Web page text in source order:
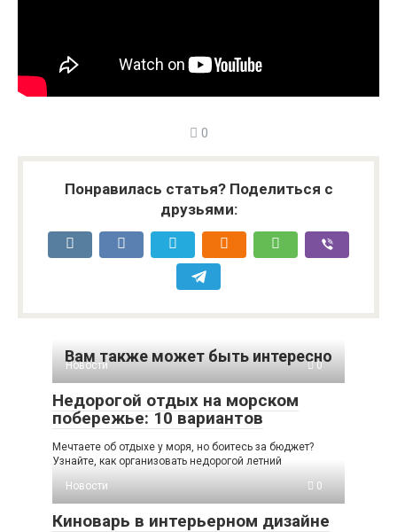
0
Понравилась статья? Поделиться с
друзьями:
Вам также может быть интересно
Новости 0
Недорогой отдых на морском
побережье: 10 вариантов
Мечтаете об отдыхе у моря, но боитесь за бюджет?
Узнайте, как организовать недорогой летний
Новости
0
Киноварь в интерьерном дизайне